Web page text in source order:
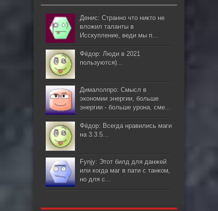
Денис: Странно что никто не
вложил таланты в
Исскупление, веди мы п...
Фёдор: Люди в 2021
пользуются)...
Дималолпро: Смысл в
экономии энергии, больше
энергии - больше урона, сме...
Фёдор: Всегда нравились маги
на 3.3.5...
Fynjy: Этот билд для данжей
или когда маг в пати с танком,
но для с...